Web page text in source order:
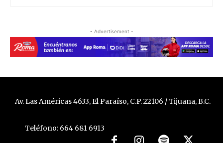
- Advertisement -
Av. Las Américas 4633, El Paraíso, C.P. 22106 / Tijuana, B.C.
Teléfono: 664 681 6913